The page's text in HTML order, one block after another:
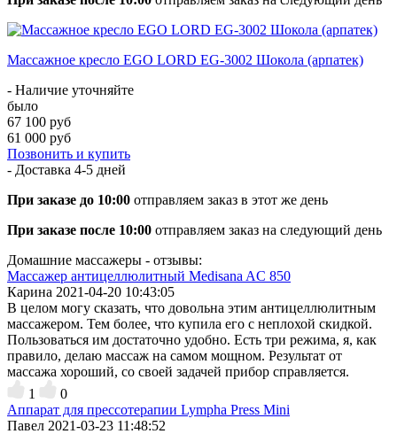
Массажное кресло EGO LORD EG-3002 Шокола (арпатек)
- Наличие уточняйте
было
67 100 руб
61 000 руб
Позвонить и купить
- Доставка 4-5 дней
При заказе до 10:00 отправляем заказ в этот же день
При заказе после 10:00 отправляем заказ на следующий день
Домашние массажеры - отзывы:
Массажер антицеллюлитный Medisana AC 850
Карина 2021-04-20 10:43:05
В целом могу сказать, что довольна этим антицеллюлитным
массажером. Тем более, что купила его с неплохой скидкой.
Пользоваться им достаточно удобно. Есть три режима, я, как
правило, делаю массаж на самом мощном. Результат от
массажа хороший, со своей задачей прибор справляется.
1
0
Аппарат для прессотерапии Lympha Press Mini
Павел 2021-03-23 11:48:52